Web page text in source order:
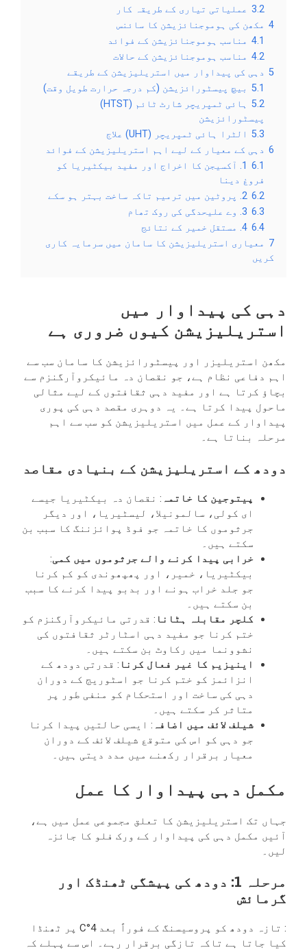
3.2 عملیاتی تیاری کے طریقہ کار
4 مکھن کی ہوموجنائزیشن کا سائنس
4.1 مناسب ہوموجنائزیشن کے فوائد
4.2 مناسب ہوموجنائزیشن کے حالات
5 دہی کی پیداوار میں استریلیزیشن کے طریقے
5.1 بیچ پیسٹورائزیشن (کم درجہ حرارت طویل وقت)
5.2
ہائی ٹمپریچر شارٹ ٹائم (HTST)
پیسٹورائزیشن
5.3 الٹرا ہائی ٹمپریچر (UHT) علاج
6 دہی کے معیار کے لیے اہم استریلیزیشن کے فوائد
6.1
1. آکسیجن کا اخراج اور مفید بیکٹیریا کو
فروغ دینا
6.2 2. پروٹین میں ترمیم تاکہ ساخت بہتر ہو سکے
6.3 3. وے علیحدگی کی روک تھام
6.4 4. مستقل خمیر کے نتائج
7 معیاری استریلیزیشن کا سامان میں سرمایہ کاری
کریں
دہی کی پیداوار میں
استریلیزیشن کیوں ضروری ہے
مکھن استریلیزر اور پیسٹورائزیشن کا سامان سب سے
اہم دفاعی نظام ہے، جو نقصان دہ مائیکروآرگنزم سے
بچاؤ کرتا ہے اور مفید دہی ثقافتوں کے لیے مثالی
ماحول پیدا کرتا ہے۔ یہ دوہری مقصد دہی کی پوری
پیداوار کے عمل میں استریلیزیشن کو سب سے اہم
مرحلہ بناتا ہے۔
دودھ کے استریلیزیشن کے بنیادی مقاصد
پیتوجین کا خاتمہ : نقصان دہ بیکٹیریا جیسے
ای کولی، سالمونیلا، لیسٹیریا، اور دیگر
جرثوموں کا خاتمہ جو فوڈ پوائزننگ کا سبب بن
سکتے ہیں۔
خرابی پیدا کرنے والے جرثوموں میں کمی:
بیکٹیریا، خمیر، اور پھپھوندی کو کم کرنا
جو جلد خراب ہونے اور بدبو پیدا کرنے کا سبب
بن سکتے ہیں۔
کلچر مقابلہ ہٹانا : قدرتی مائیکروآرگنزم کو
ختم کرنا جو مفید دہی اسٹارٹر ثقافتوں کی
نشوونما میں رکاوٹ بن سکتے ہیں۔
اینیزیم کا غیر فعال کرنا : قدرتی دودھ کے
انزائمز کو ختم کرنا جو اسٹوریج کے دوران
دہی کی ساخت اور استحکام کو منفی طور پر
متاثر کر سکتے ہیں۔
شیلف لائف میں اضافہ : ایسی حالتیں پیدا کرنا
جو دہی کو اس کی متوقع شیلف لائف کے دوران
معیار برقرار رکھنے میں مدد دیتی ہیں۔
مکمل دہی پیداوار کا عمل
جہاں تک استریلیزیشن کا تعلق مجموعی عمل میں ہے،
آئیں مکمل دہی کی پیداوار کے ورک فلو کا جائزہ
لیں۔
مرحلہ 1: دودھ کی پیشگی ٹھنڈک اور
گرمائش
: تازہ دودھ کو پروسیسنگ کے فوراً بعد 4°C پر ٹھنڈا
کیا جاتا ہے تاکہ تازگی برقرار رہے۔ اس سے پہلے کہ